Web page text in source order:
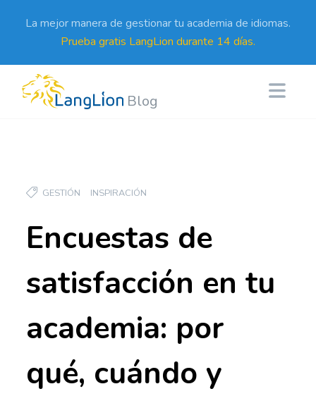
La mejor manera de gestionar tu academia de idiomas.
Prueba gratis LangLion durante 14 días.
Blog
GESTIÓN INSPIRACIÓN
Encuestas de
satisfacción en tu
academia: por
qué, cuándo y